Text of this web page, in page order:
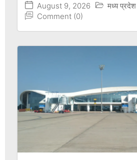
August 9, 2026
मध्य प्रदेश
Comment (0)